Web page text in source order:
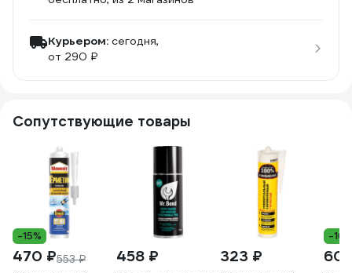
Курьером: сегодня,
от 290 ₽
Сопутствующие товары
-15%
470 ₽553 ₽ 458 ₽ 323 ₽
-